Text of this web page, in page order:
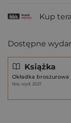
Kup
Dostępne
Książka
Okładka broszurowa
Ibis, wyd. 2021